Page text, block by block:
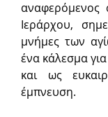
αναφερόμενος
Ιεράρχου,
μνήμες των
ένα κάλεσμα
και ως
έμπνευση.